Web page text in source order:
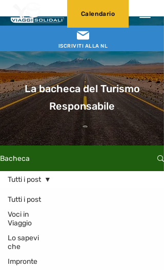
ISCRIVITI ALLA NL
Calendario
La bacheca del Turismo
Responsabile
Bacheca
Tutti i post
Voci in
Viaggio
Lo sapevi
che
Impronte
Tutti i post